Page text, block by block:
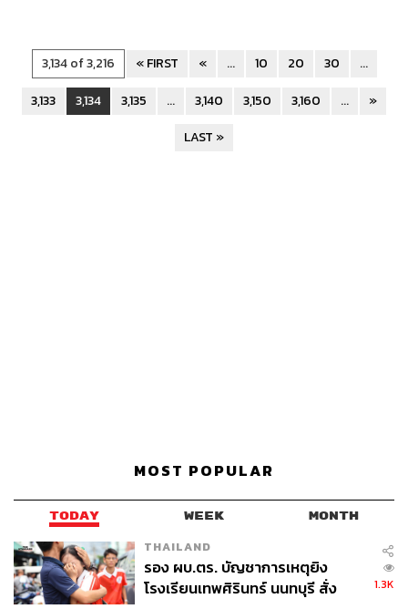
3,134 of 3,216 « FIRST « ... 10 20 30
...
3,133
3,134 3,135 ... 3,140 3,150 3,160 ...
»
LAST »
MOST POPULAR
TODAY WEEK MONTH
THAILAND
รอง ผบ.ตร. บัญชาการเหตุยิง
โรงเรียนเทพศิรินทร์ นนทบุรี สั่ง
1.3K